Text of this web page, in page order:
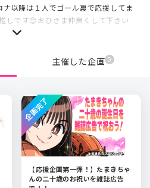
以降は１人でゴール裏で応援してま
しです😊おひさま仲良くして下さい
主催した企画 0
【応援企画第一弾！】たまきちゃ
んの二十歳のお祝いを雑誌広告
企画完了